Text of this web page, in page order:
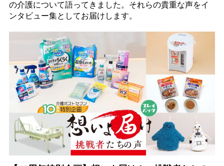
の介護について語ってきました。それらの貴重な声をイ
ンタビュー集としてお届けします。